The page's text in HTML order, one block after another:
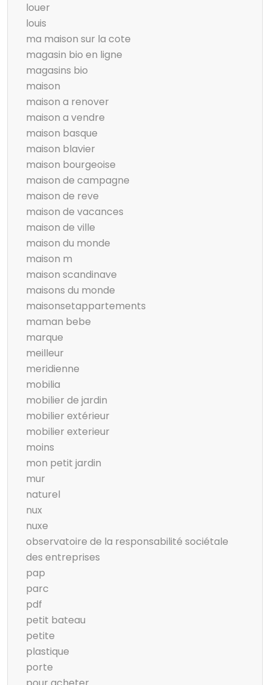
louer
louis
ma maison sur la cote
magasin bio en ligne
magasins bio
maison
maison a renover
maison a vendre
maison basque
maison blavier
maison bourgeoise
maison de campagne
maison de reve
maison de vacances
maison de ville
maison du monde
maison m
maison scandinave
maisons du monde
maisonsetappartements
maman bebe
marque
meilleur
meridienne
mobilia
mobilier de jardin
mobilier extérieur
mobilier exterieur
moins
mon petit jardin
mur
naturel
nux
nuxe
observatoire de la responsabilité sociétale
des entreprises
pap
parc
pdf
petit bateau
petite
plastique
porte